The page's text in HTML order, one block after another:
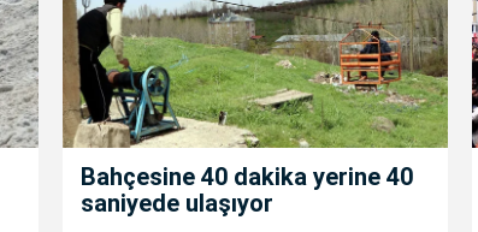
Bahçesine 40 dakika yerine 40
saniyede ulaşıyor